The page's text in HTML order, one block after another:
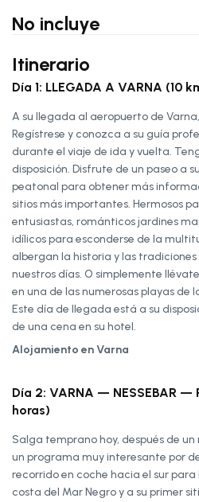
No incluye
Itinerario
Día 1: LLEGADA A VARNA (10
A su llegada al aeropuerto de
Regístrese y conozca a su guía
durante el viaje de ida y vuelta.
disposición. Disfrute de un paseo a
peatonal para obtener más
sitios más importantes. Hermosos
entusiastas, románticos jardines
idílicos para esconderse de la
albergan la historia y las
nuestros días. O simplemente
en una de las numerosas playas de
Este día de llegada está a su
de una cena en su hotel.
Alojamiento en Varna
Día 2: VARNA — NESSEBAR
horas)
Salga temprano hoy, después de
un programa muy interesante por
recorrido en coche hacia el sur para
costa del Mar Negro y a su primer